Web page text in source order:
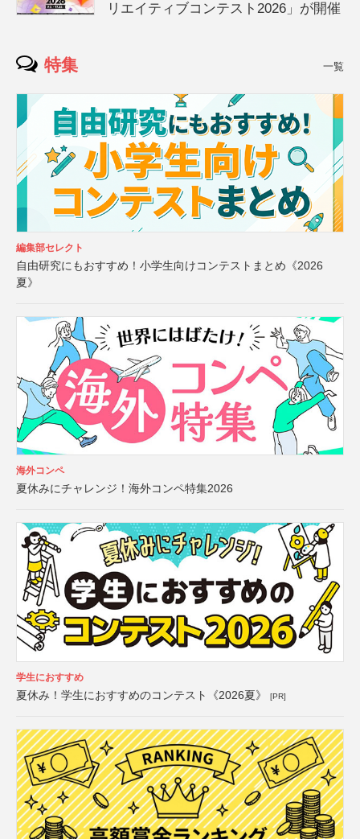
リエイティブコンテスト2026」が開催
特集 一覧
編集部セレクト
自由研究にもおすすめ！小学生向けコンテストまとめ《2026
夏》
海外コンペ
夏休みにチャレンジ！海外コンペ特集2026
学生におすすめ
夏休み！学生におすすめのコンテスト《2026夏》 [PR]